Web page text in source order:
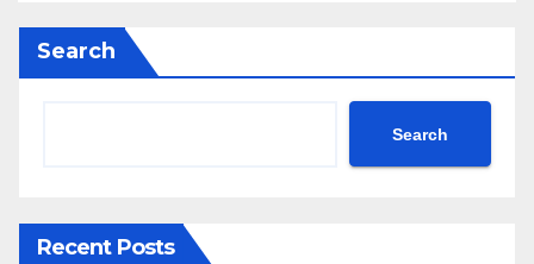
Search
Search
Recent Posts